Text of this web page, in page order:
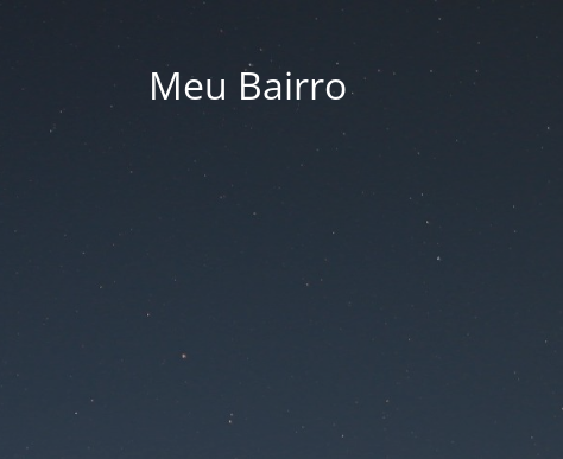
Meu Bairro